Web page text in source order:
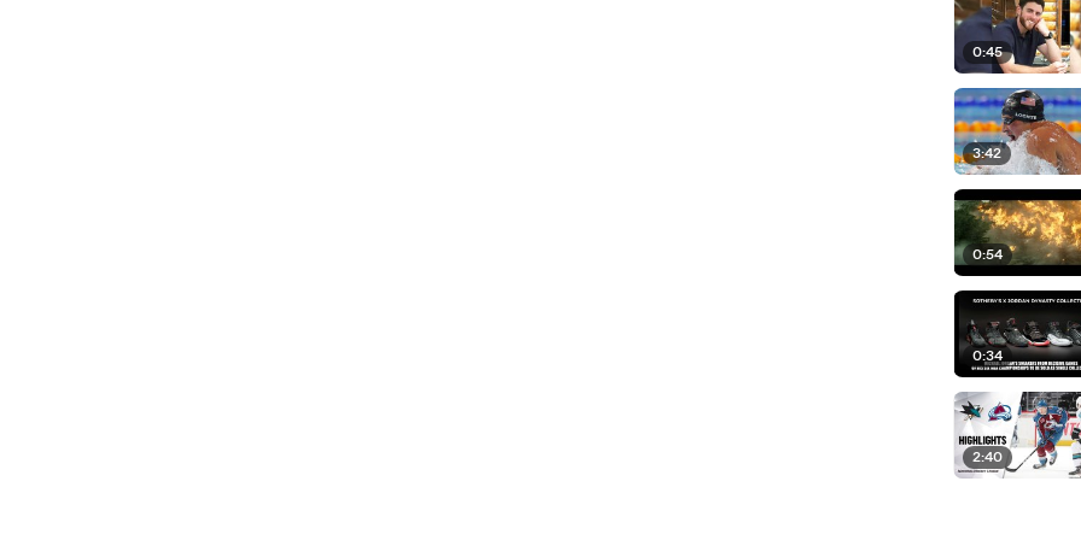
0:45
3:42
0:54
0:34
2:40